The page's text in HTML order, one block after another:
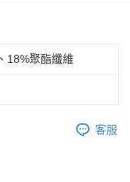
聯繫「AFTEE先享後付
易相關給付款項請求債
18%聚酯纖維
客服